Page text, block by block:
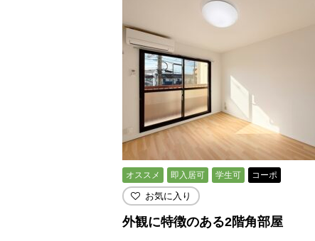
オススメ 即入居可 学生可 コーポ
お気に入り
外観に特徴のある2階角部屋